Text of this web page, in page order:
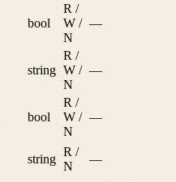
bool
R /
W /
N
—
string
R /
W /
N
—
bool
R /
W /
N
—
string
R /
N
—